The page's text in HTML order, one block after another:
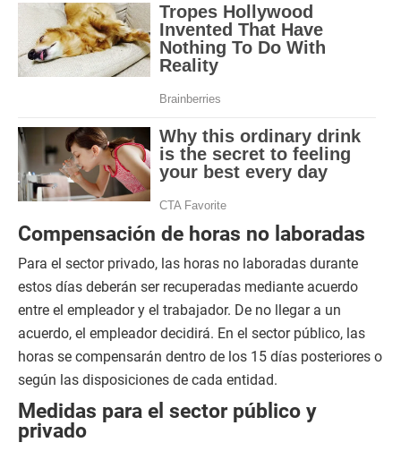
Compensación de horas no laboradas
Para el sector privado, las horas no laboradas durante
estos días deberán ser recuperadas mediante acuerdo
entre el empleador y el trabajador. De no llegar a un
acuerdo, el empleador decidirá. En el sector público, las
horas se compensarán dentro de los 15 días posteriores o
según las disposiciones de cada entidad.
Medidas para el sector público y
privado